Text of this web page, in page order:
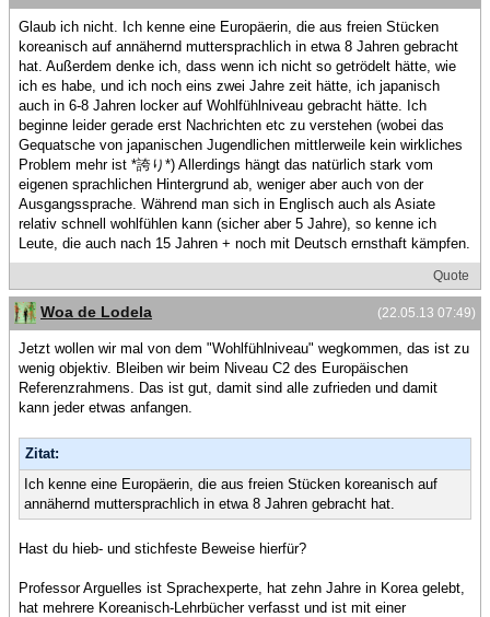
Glaub ich nicht. Ich kenne eine Europäerin, die aus freien Stücken
koreanisch auf annähernd muttersprachlich in etwa 8 Jahren gebracht
hat. Außerdem denke ich, dass wenn ich nicht so getrödelt hätte, wie
ich es habe, und ich noch eins zwei Jahre zeit hätte, ich japanisch
auch in 6-8 Jahren locker auf Wohlfühlniveau gebracht hätte. Ich
beginne leider gerade erst Nachrichten etc zu verstehen (wobei das
Gequatsche von japanischen Jugendlichen mittlerweile kein wirkliches
Problem mehr ist *誇り*) Allerdings hängt das natürlich stark vom
eigenen sprachlichen Hintergrund ab, weniger aber auch von der
Ausgangssprache. Während man sich in Englisch auch als Asiate
relativ schnell wohlfühlen kann (sicher aber 5 Jahre), so kenne ich
Leute, die auch nach 15 Jahren + noch mit Deutsch ernsthaft kämpfen.
Quote
(22.05.13 07:49)
Woa de Lodela
Jetzt wollen wir mal von dem "Wohlfühlniveau" wegkommen, das ist zu
wenig objektiv. Bleiben wir beim Niveau C2 des Europäischen
Referenzrahmens. Das ist gut, damit sind alle zufrieden und damit
kann jeder etwas anfangen.
Zitat:
Ich kenne eine Europäerin, die aus freien Stücken koreanisch auf
annähernd muttersprachlich in etwa 8 Jahren gebracht hat.
Hast du hieb- und stichfeste Beweise hierfür?
Professor Arguelles ist Sprachexperte, hat zehn Jahre in Korea gelebt,
hat mehrere Koreanisch-Lehrbücher verfasst und ist mit einer